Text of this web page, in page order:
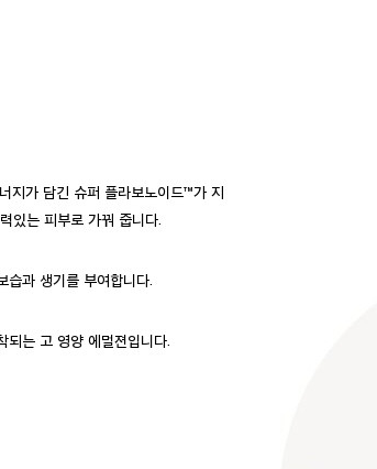
지가 담긴 슈퍼 플라보노이드™가 지
있는 피부로 가꿔 줍니다.
습과 생기를 부여합니다.
되는 고 영양 에멀젼입니다.